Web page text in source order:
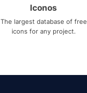
Iconos
The largest database of free
icons for any project.